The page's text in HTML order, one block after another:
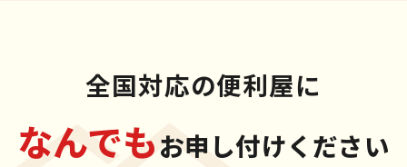
全国対応の便利屋に
なんでもお申し付けください